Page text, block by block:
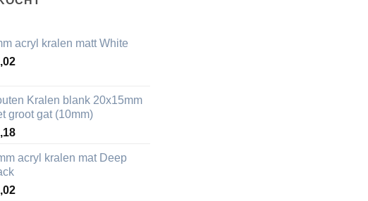
acryl kralen matt White
Kralen blank 20x15mm
groot gat (10mm)
acryl kralen mat Deep